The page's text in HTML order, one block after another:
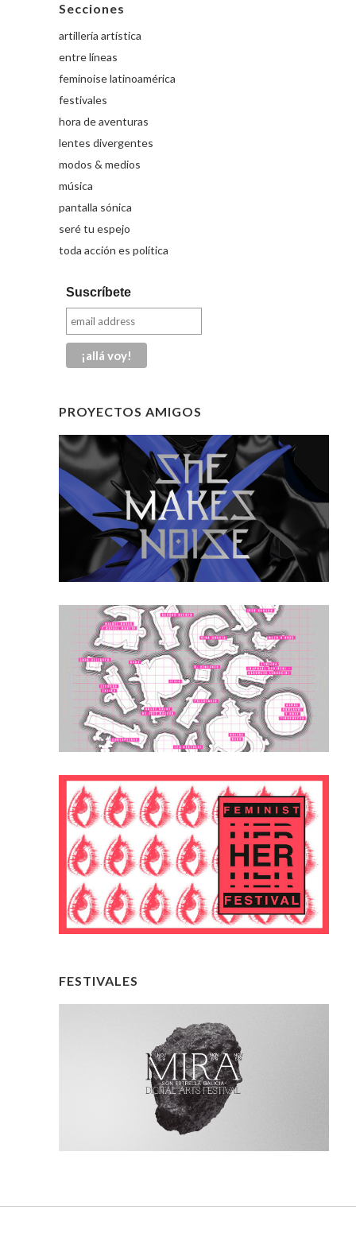
Secciones
artillería artística
entre líneas
feminoise latinoamérica
festivales
hora de aventuras
lentes divergentes
modos & medios
música
pantalla sónica
seré tu espejo
toda acción es política
Suscríbete
PROYECTOS AMIGOS
FESTIVALES